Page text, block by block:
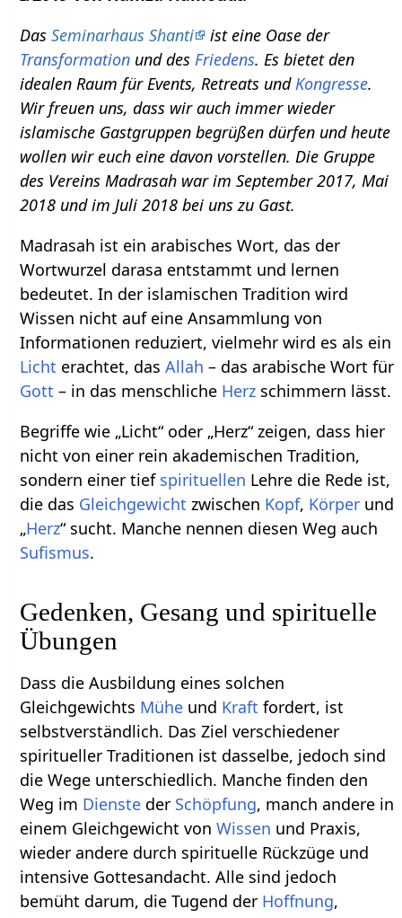
DasSeminarhaus Shanti
ist eine Oase der
Transformation und desFriedens. Es bietet den
idealen Raum für Events, Retreats undKongresse.
Wir freuen uns, dass wir auch immer wieder
islamische Gastgruppen begrüßen dürfen und heute
wollen wir euch eine davon vorstellen. Die Gruppe
des Vereins Madrasah war im September 2017, Mai
2018 und im Juli 2018 bei uns zu Gast.
Madrasah ist ein arabisches Wort, das der
Wortwurzel darasa entstammt und lernen
bedeutet. In der islamischen Tradition wird
Wissen nicht auf eine Ansammlung von
Informationen reduziert, vielmehr wird es als ein
Licht erachtet, dasAllah – das arabische Wort für
Gott – in das menschliche Herz schimmern lässt.
Begriffe wie „Licht“ oder „Herz“ zeigen, dass hier
nicht von einer rein akademischen Tradition,
sondern einer tief spirituellen Lehre die Rede ist,
die das Gleichgewicht zwischen Kopf, Körper und
„Herz“ sucht. Manche nennen diesen Weg auch
Sufismus.
Gedenken, Gesang und spirituelle
Übungen
Dass die Ausbildung eines solchen
Gleichgewichts Mühe und Kraft fordert, ist
selbstverständlich. Das Ziel verschiedener
spiritueller Traditionen ist dasselbe, jedoch sind
die Wege unterschiedlich. Manche finden den
Weg im Dienste der Schöpfung, manch andere in
einem Gleichgewicht vonWissen und Praxis,
wieder andere durch spirituelle Rückzüge und
intensive Gottesandacht. Alle sind jedoch
bemüht darum, die Tugend der Hoffnung,